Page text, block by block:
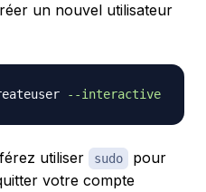
un nouvel utilisateur
--interactive
utiliser sudo
pour
votre compte